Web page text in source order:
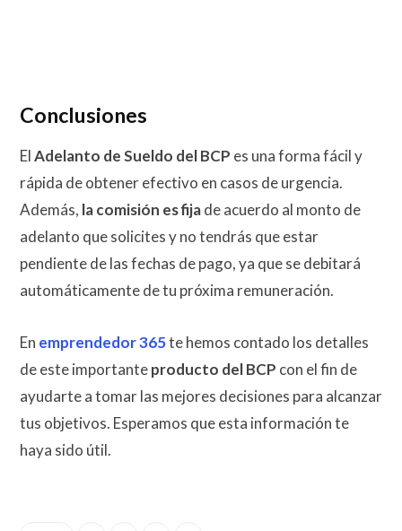
Conclusiones
ElAdelanto de Sueldo del BCP es una forma fácil y
rápida de obtener efectivo en casos de urgencia.
Además, la comisión es fijade acuerdo al monto de
adelanto que solicites y no tendrás que estar
pendiente de las fechas de pago, ya que se debitará
automáticamente de tu próxima remuneración.
En emprendedor 365te hemos contado los detalles
de este importanteproducto del BCP con el fin de
ayudarte a tomar las mejores decisiones para alcanzar
tus objetivos. Esperamos que esta información te
haya sido útil.